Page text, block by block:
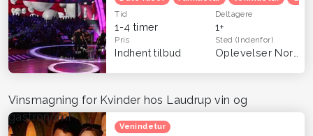
Tid
1-4 timer
Deltagere
1+
Pris
Indhent tilbud
Sted(Indenfor)
Vinsmagning for Kvinder hos Laudrup vin og
gastronomi
Venindetur